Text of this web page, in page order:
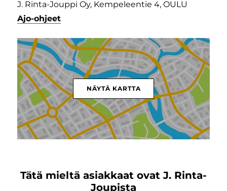
J. Rinta-Jouppi Oy, Kempeleentie 4, OULU
Ajo-ohjeet
NÄYTÄ KARTTA
Tätä mieltä asiakkaat ovat J. Rinta-
Joupista